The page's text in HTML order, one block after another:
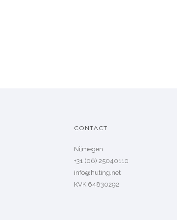
CONTACT
Nijmegen
+31 (06) 25040110
info@huting.net
KVK 64830292